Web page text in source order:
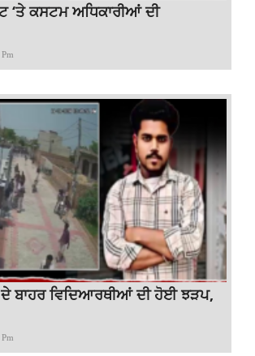
‘ਤੇ ਕਸਟਮ ਅਧਿਕਾਰੀਆਂ ਦੀ
ਬਾਹਰ ਵਿਦਿਆਰਥੀਆਂ ਦੀ ਹੋਈ ਝੜਪ,